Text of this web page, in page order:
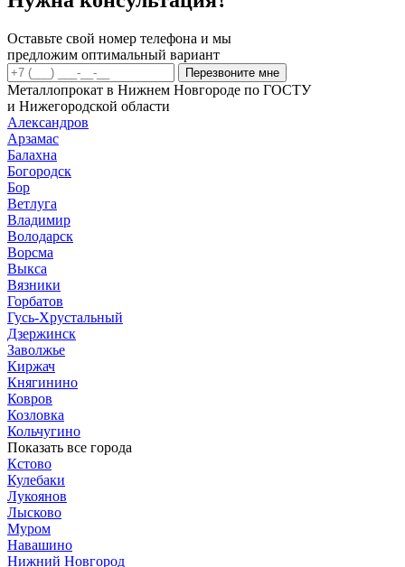
Оставьте свой номер телефона и мы
предложим оптимальный вариант
Перезвоните мне
Металлопрокат в Нижнем Новгороде по ГОСТУ
и Нижегородской области
Александров
Арзамас
Балахна
Богородск
Бор
Ветлуга
Владимир
Володарск
Ворсма
Выкса
Вязники
Горбатов
Гусь-Хрустальный
Дзержинск
Заволжье
Киржач
Княгинино
Ковров
Козловка
Кольчугино
Показать все города
Кстово
Кулебаки
Лукоянов
Лысково
Муром
Навашино
Нижний Новгород